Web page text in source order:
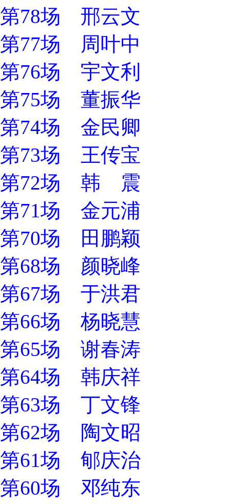
第78场 邢云文
第77场 周叶中
第76场 宇文利
第75场 董振华
第74场 金民卿
第73场 王传宝
第72场 韩 震
第71场 金元浦
第70场 田鹏颖
第68场 颜晓峰
第67场 于洪君
第66场 杨晓慧
第65场 谢春涛
第64场 韩庆祥
第63场 丁文锋
第62场 陶文昭
第61场 郇庆治
第60场 邓纯东